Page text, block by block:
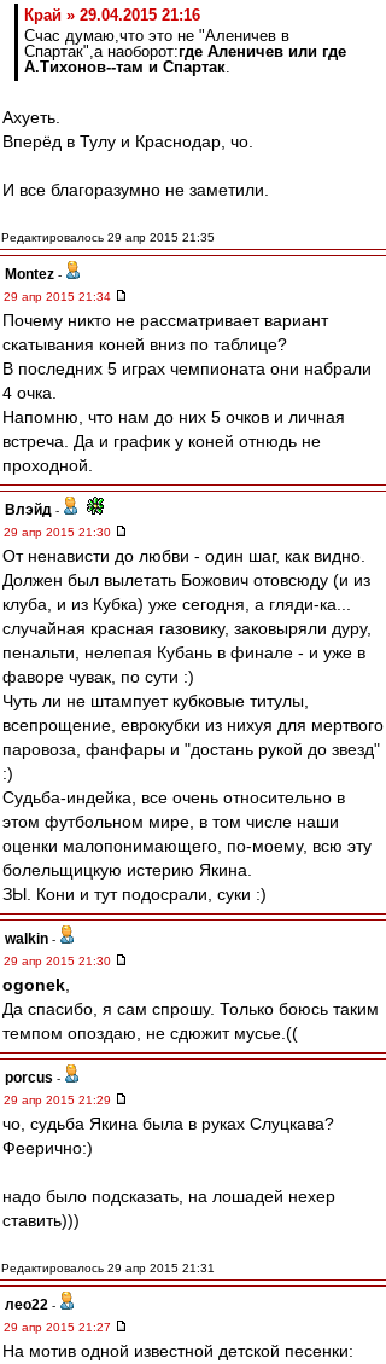
Край » 29.04.2015 21:16
Счас думаю,что это не "Аленичев в
Спартак",а наоборот:где Аленичев или где
А.Тихонов--там и Спартак.
Ахуеть.
Вперёд в Тулу и Краснодар, чо.
И все благоразумно не заметили.
Редактировалось 29 апр 2015 21:35
Montez -
29 апр 2015 21:34
Почему никто не рассматривает вариант
скатывания коней вниз по таблице?
В последних 5 играх чемпионата они набрали
4 очка.
Напомню, что нам до них 5 очков и личная
встреча. Да и график у коней отнюдь не
проходной.
Влэйд -
29 апр 2015 21:30
От ненависти до любви - один шаг, как видно.
Должен был вылетать Божович отовсюду (и из
клуба, и из Кубка) уже сегодня, а гляди-ка...
случайная красная газовику, заковыряли дуру,
пенальти, нелепая Кубань в финале - и уже в
фаворе чувак, по сути :)
Чуть ли не штампует кубковые титулы,
всепрощение, еврокубки из нихуя для мертвого
паровоза, фанфары и "достань рукой до звезд"
:)
Судьба-индейка, все очень относительно в
этом футбольном мире, в том числе наши
оценки малопонимающего, по-моему, всю эту
болельщицкую истерию Якина.
ЗЫ. Кони и тут подосрали, суки :)
walkin -
29 апр 2015 21:30
ogonek
Да спасибо, я сам спрошу. Только боюсь таким
темпом опоздаю, не сдюжит мусье.((
porcus -
29 апр 2015 21:29
чо, судьба Якина была в руках Слуцкава?
Феерично:)
надо было подсказать, на лошадей нехер
ставить)))
Редактировалось 29 апр 2015 21:31
лео22 -
29 апр 2015 21:27
На мотив одной известной детской песенки: